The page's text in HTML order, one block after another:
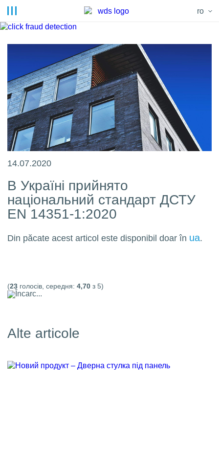
ro
14.07.2020
В Україні прийнято
національний стандарт ДСТУ
EN 14351-1:2020
Din păcate acest articol este disponibil doar în ua.
(23 голосів, середня: 4,70 з 5)
Încarc...
Alte articole